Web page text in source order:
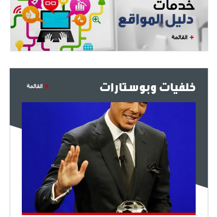
14:50
- 2021/08/04
البياسجي عرض على مبابي راتبا خياليا
لوكاتيلي يؤكد نيته في الانتقال إلى
18:10
- 2021/07/25
أنشيلوتي يصر على جلب كيليني
وقدوم الإيطالي يقترب
القائمة
خلفيات وبوستارات القائمة